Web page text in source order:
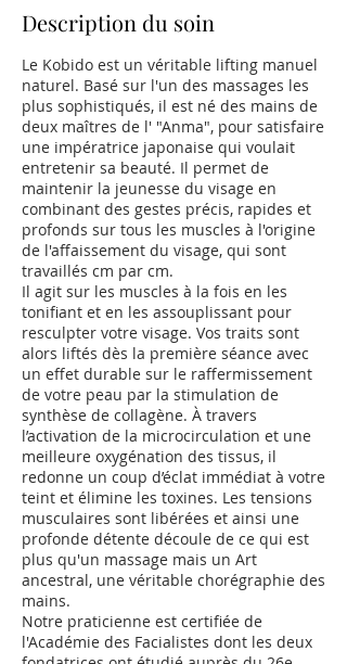
Description du soin
Le Kobido est un véritable lifting manuel
naturel. Basé sur l'un des massages les
plus sophistiqués, il est né des mains de
deux maîtres de l' "Anma", pour satisfaire
une impératrice japonaise qui voulait
entretenir sa beauté. Il permet de
maintenir la jeunesse du visage en
combinant des gestes précis, rapides et
profonds sur tous les muscles à l'origine
de l'affaissement du visage, qui sont
travaillés cm par cm.
Il agit sur les muscles à la fois en les
tonifiant et en les assouplissant pour
resculpter votre visage. Vos traits sont
alors liftés dès la première séance avec
un effet durable sur le raffermissement
de votre peau par la stimulation de
synthèse de collagène. À travers
l’activation de la microcirculation et une
meilleure oxygénation des tissus, il
redonne un coup d’éclat immédiat à votre
teint et élimine les toxines. Les tensions
musculaires sont libérées et ainsi une
profonde détente découle de ce qui est
plus qu'un massage mais un Art
ancestral, une véritable chorégraphie des
mains.
Notre praticienne est certifiée de
l'Académie des Facialistes dont les deux